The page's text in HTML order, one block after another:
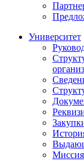
Университет